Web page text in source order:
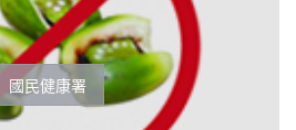
國民健康署